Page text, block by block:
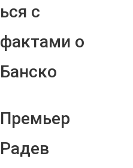
ься с
фактами о
Банско
Премьер
Радев